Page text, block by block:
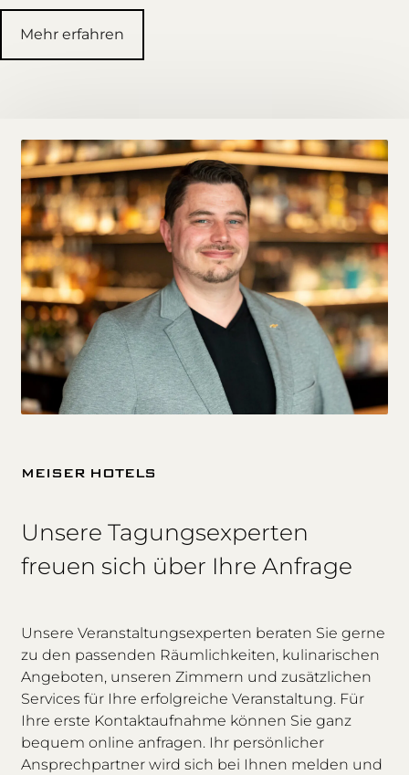
Mehr erfahren
MEISER HOTELS
Unsere Tagungsexperten
freuen sich über Ihre Anfrage
Unsere Veranstaltungsexperten beraten Sie gerne
zu den passenden Räumlichkeiten, kulinarischen
Angeboten, unseren Zimmern und zusätzlichen
Services für Ihre erfolgreiche Veranstaltung. Für
Ihre erste Kontaktaufnahme können Sie ganz
bequem online anfragen. Ihr persönlicher
Ansprechpartner wird sich bei Ihnen melden und